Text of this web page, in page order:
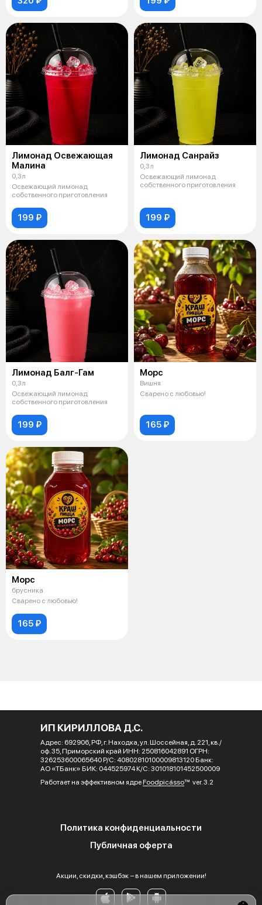
Лимонад Освежающая
Малина
0,3л
Освежающий лимонад
собственного приготовления
199 ₽
Лимонад Санрайз
0,3л
Освежающий лимонад
собственного приготовления
199 ₽
Лимонад Балг-Гам
0,3л
Освежающий лимонад
собственного приготовления
199 ₽
Морс
Вишня
Сварено с любовью!
165 ₽
Морс
брусника
Сварено с любовью!
165 ₽
ИП КИРИЛЛОВА Д.С.
Адрес: 692906, РФ, г. Находка, ул. Шоссейная, д. 221, кв./
оф. 35, Приморский край ИНН: 250816042891 ОГРН:
326253600065640 Р/С: 40802810100009813120 Банк:
АО «ТБанк» БИК: 044525974 К/С: 301018101452500009
Работает на эффективном ядреFoodpicássover. 3.2
Политика конфиденциальности
Публичная оферта
Акции, скидки, кэшбэк − в нашем приложении!